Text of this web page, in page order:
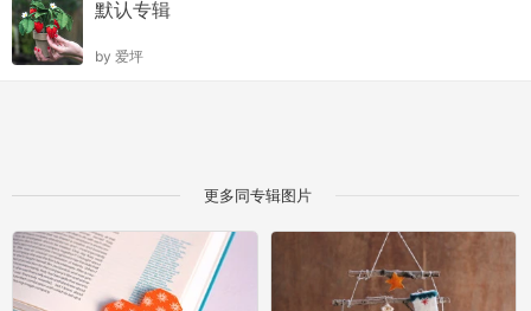
默认专辑
by 爱坪
更多同专辑图片